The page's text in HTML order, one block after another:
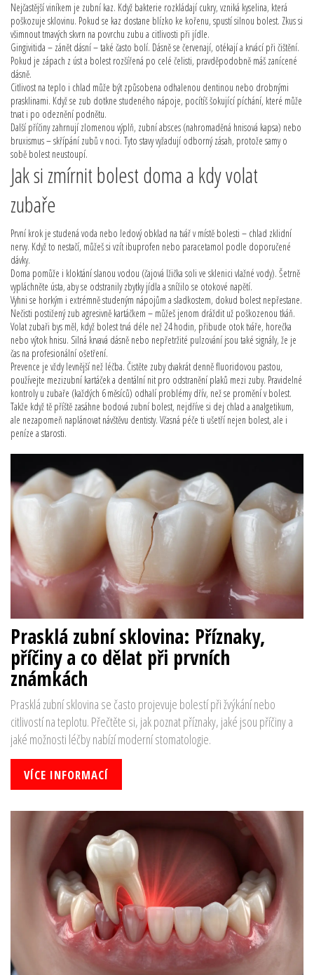
Nejčastější viníkem je zubní kaz. Když bakterie rozkládají cukry, vzniká kyselina, která
poškozuje sklovinu. Pokud se kaz dostane blízko ke kořenu, spustí silnou bolest. Zkus si
všimnout tmavých skvrn na povrchu zubu a citlivosti při jídle.
Gingivitida – zánět dásní – také často bolí. Dásně se červenají, otékají a krvácí při čištění.
Pokud je zápach z úst a bolest rozšířená po celé čelisti, pravděpodobně máš zanícené
dásně.
Citlivost na teplo i chlad může být způsobena odhalenou dentinou nebo drobnými
prasklinami. Když se zub dotkne studeného nápoje, pocítíš šokující píchání, které může
trvat i po odeznění podnětu.
Další příčiny zahrnují zlomenou výplň, zubní absces (nahromaděná hnisová kapsa) nebo
bruxismus – skřípání zubů v noci. Tyto stavy vyžadují odborný zásah, protože samy o
sobě bolest neustoupí.
Jak si zmírnit bolest doma a kdy volat
zubaře
První krok je studená voda nebo ledový obklad na tvář v místě bolesti – chlad zklidní
nervy. Když to nestačí, můžeš si vzít ibuprofen nebo paracetamol podle doporučené
dávky.
Doma pomůže i kloktání slanou vodou (čajová lžička soli ve sklenici vlažné vody). Šetrně
vypláchněte ústa, aby se odstranily zbytky jídla a snížilo se otokové napětí.
Vyhni se horkým i extrémně studeným nápojům a sladkostem, dokud bolest nepřestane.
Nečisti postižený zub agresivně kartáčkem – můžeš jenom dráždit už poškozenou tkáň.
Volat zubaři bys měl, když bolest trvá déle než 24 hodin, přibude otok tváře, horečka
nebo výtok hnisu. Silná krvavá dásně nebo nepřetržité pulzování jsou také signály, že je
čas na profesionální ošetření.
Prevence je vždy levnější než léčba. Čistěte zuby dvakrát denně fluoridovou pastou,
používejte mezizubní kartáček a dentální nit pro odstranění plaků mezi zuby. Pravidelné
kontroly u zubaře (každých 6 měsíců) odhalí problémy dřív, než se promění v bolest.
Takže když tě příště zasáhne bodová zubní bolest, nejdříve si dej chlad a analgetikum,
ale nezapomeň naplánovat návštěvu dentisty. Včasná péče ti ušetří nejen bolest, ale i
peníze a starosti.
Prasklá zubní sklovina: Příznaky,
příčiny a co dělat při prvních
známkách
Prasklá zubní sklovina se často projevuje bolestí při žvýkání nebo
citlivostí na teplotu. Přečtěte si, jak poznat příznaky, jaké jsou příčiny a
jaké možnosti léčby nabízí moderní stomatologie.
VÍCE INFORMACÍ